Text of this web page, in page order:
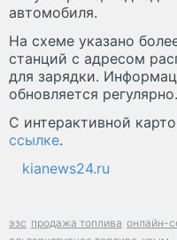
автомобиля.
На схеме указано
станций с адресом
для зарядки.
обновляется регулярно.
С интерактивной
ссылке.
kianews24.ru
эзс продажа топлива онлайн-